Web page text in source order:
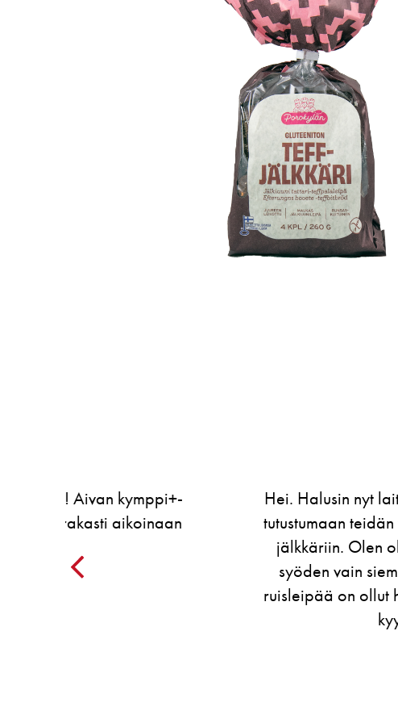
Hei. Halusin nyt laittaa kiitollista
tutustumaan teidän valmistamaanne
jälkkäriin. Olen ollut gluteenittomalla
syöden vain siemen näkkäreitä kohta
ruisleipää on ollut hurjan ikävä. Teff
kyyneleet silmiin . Kiitos!